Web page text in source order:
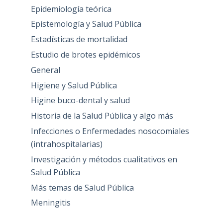
Epidemiología teórica
Epistemología y Salud Pública
Estadísticas de mortalidad
Estudio de brotes epidémicos
General
Higiene y Salud Pública
Higine buco-dental y salud
Historia de la Salud Pública y algo más
Infecciones o Enfermedades nosocomiales
(intrahospitalarias)
Investigación y métodos cualitativos en
Salud Pública
Más temas de Salud Pública
Meningitis